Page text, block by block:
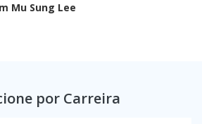
Mu Sung Lee
por Carreira